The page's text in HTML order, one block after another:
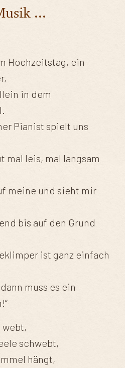
...
Hochzeitstag, ein
in dem
Pianist spielt uns
mal leis, mal langsam
meine und sieht mir
bis auf den Grund
ist ganz einfach
muss es ein
webt,
schwebt,
hängt,